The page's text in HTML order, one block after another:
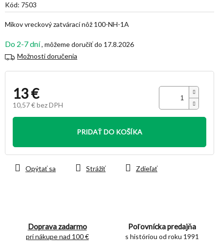
Kód: 7503
Do 2-7 dní
17.8.2026
Možnosti doručenia
13 €
10,57 € bez DPH
Jednotková
PRIDAŤ DO KOŠÍKA
Doprava zadarmo
pri nákupe nad 100 €
Poľovnícka predajňa
s históriou od roku 1991
Mikov vreckový zatvárací nôž 100-NH-1A
Opýtať sa Strážiť Zdieľať
5,0
5